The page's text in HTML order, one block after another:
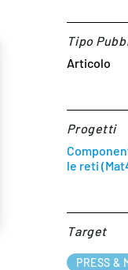
Tipo
Articolo
Progetti
le reti
Target​
PRESS &